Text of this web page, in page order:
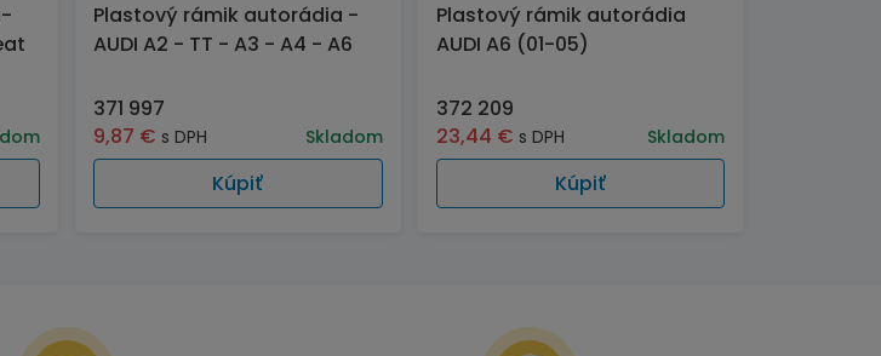
Plastový rámik autorádia -
AUDI A2 - TT - A3 - A4 - A6
371 997
9,87 € s DPH Skladom
Kúpiť
Plastový rámik autorádia
AUDI A6 (01-05)
372 209
23,44 € s DPH Skladom
Kúpiť